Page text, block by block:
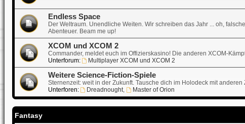
Endless Space
Der Weltraum. Unendliche Weiten. Wir schreiben das Jahr ... oh,
Abenteuer. Beam me up!
XCOM und XCOM 2
Commander, meldet euch im Offizierskasino! Die anderen XCOM-
Unterforum:
Multiplayer XCOM und XCOM 2
Weitere Science-Fiction-Spiele
Sternenzeit: weit in der Zukunft. Tausche dich im Holodeck mit
Unterforen:
Dreadnought, Master of Orion
Fantasy